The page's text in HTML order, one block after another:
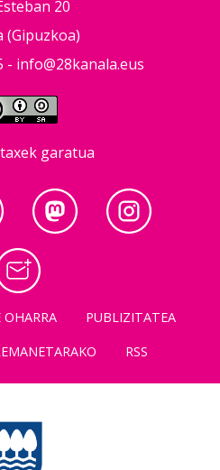
20
(Gipuzkoa)
- info@28kanala.eus
garatua
OHARRA
PUBLIZITATEA
RSS